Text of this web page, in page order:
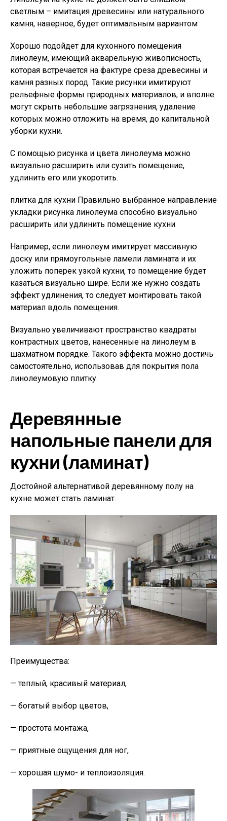
светлым – имитация древесины или натурального
камня, наверное, будет оптимальным вариантом
Хорошо подойдет для кухонного помещения
линолеум, имеющий акварельную живописность,
которая встречается на фактуре среза древесины и
камня разных пород. Такие рисунки имитируют
рельефные формы природных материалов, и вполне
могут скрыть небольшие загрязнения, удаление
которых можно отложить на время, до капитальной
уборки кухни.
С помощью рисунка и цвета линолеума можно
визуально расширить или сузить помещение,
удлинить его или укоротить.
плитка для кухни Правильно выбранное направление
укладки рисунка линолеума способно визуально
расширить или удлинить помещение кухни
Например, если линолеум имитирует массивную
доску или прямоугольные ламели ламината и их
уложить поперек узкой кухни, то помещение будет
казаться визуально шире. Если же нужно создать
эффект удлинения, то следует монтировать такой
материал вдоль помещения.
Визуально увеличивают пространство квадраты
контрастных цветов, нанесенные на линолеум в
шахматном порядке. Такого эффекта можно достичь
самостоятельно, использовав для покрытия пола
линолеумовую плитку.
Деревянные
напольные панели для
кухни (ламинат)
Достойной альтернативой деревянному полу на
кухне может стать ламинат.
Преимущества:
— теплый, красивый материал,
— богатый выбор цветов,
— простота монтажа,
— приятные ощущения для ног,
— хорошая шумо- и теплоизоляция.